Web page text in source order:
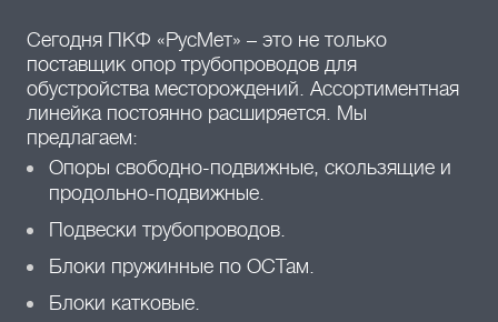
Сегодня ПКФ «РусМет» – это не только
поставщик опор трубопроводов для
обустройства месторождений. Ассортиментная
линейка постоянно расширяется. Мы
предлагаем:
Опоры свободно-подвижные, скользящие и
продольно-подвижные.
Подвески трубопроводов.
Блоки пружинные по ОСТам.
Блоки катковые.